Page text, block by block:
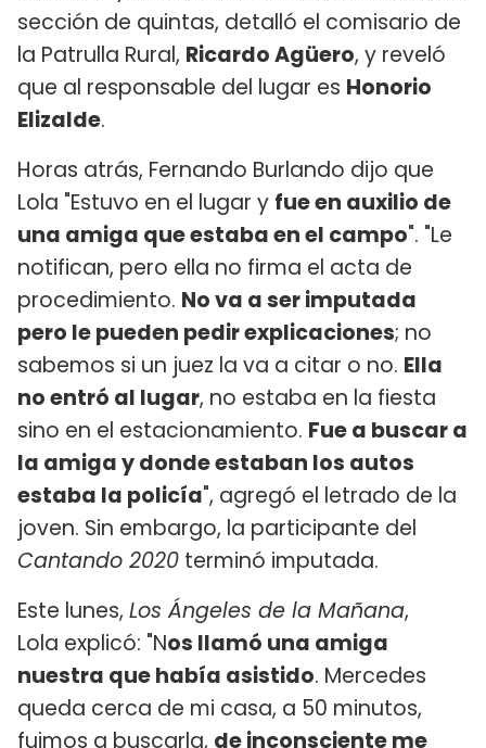
sección de quintas, detalló el comisario de
la Patrulla Rural, Ricardo Agüero, y reveló
que al responsable del lugar es Honorio
Elizalde.
Horas atrás, Fernando Burlando dijo que
Lola "Estuvo en el lugar y fue en auxilio de
una amiga que estaba en el campo". "Le
notifican, pero ella no firma el acta de
procedimiento. No va a ser imputada
pero le pueden pedir explicaciones; no
sabemos si un juez la va a citar o no. Ella
no entró al lugar, no estaba en la fiesta
sino en el estacionamiento. Fue a buscar a
la amiga y donde estaban los autos
estaba la policía", agregó el letrado de la
joven. Sin embargo, la participante del
Cantando 2020 terminó imputada.
Este lunes, Los Ángeles de la Mañana,
Lola explicó: "Nos llamó una amiga
nuestra que había asistido. Mercedes
queda cerca de mi casa, a 50 minutos,
fuimos a buscarla, de inconsciente me